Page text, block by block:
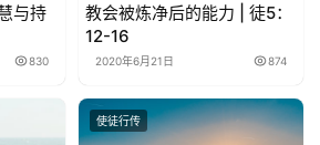
与持
830
教会被炼净后的能力 | 徒5：
12-16
2020年6月21日 874
使徒行传